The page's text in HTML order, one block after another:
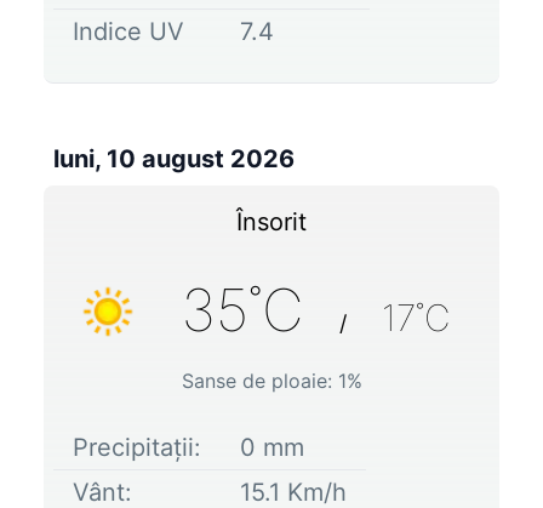
Indice UV
7.4
luni, 10 august 2026
Însorit
35˚C / 17˚C
Sanse de ploaie: 1%
Precipitații: 0 mm
Vânt:
15.1 Km/h